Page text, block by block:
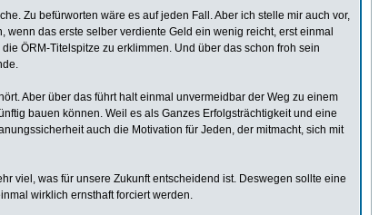
Zu befürworten wäre es auf jeden Fall. Aber ich stelle mir auch vor,
das erste selber verdiente Geld ein wenig reicht, erst einmal
ÖRM-Titelspitze zu erklimmen. Und über das schon froh sein
Aber über das führt halt einmal unvermeidbar der Weg zu einem
bauen können. Weil es als Ganzes Erfolgsträchtigkeit und eine
auch die Motivation für Jeden, der mitmacht, sich mit
viel, was für unsere Zukunft entscheidend ist. Deswegen sollte eine
wirklich ernsthaft forciert werden.